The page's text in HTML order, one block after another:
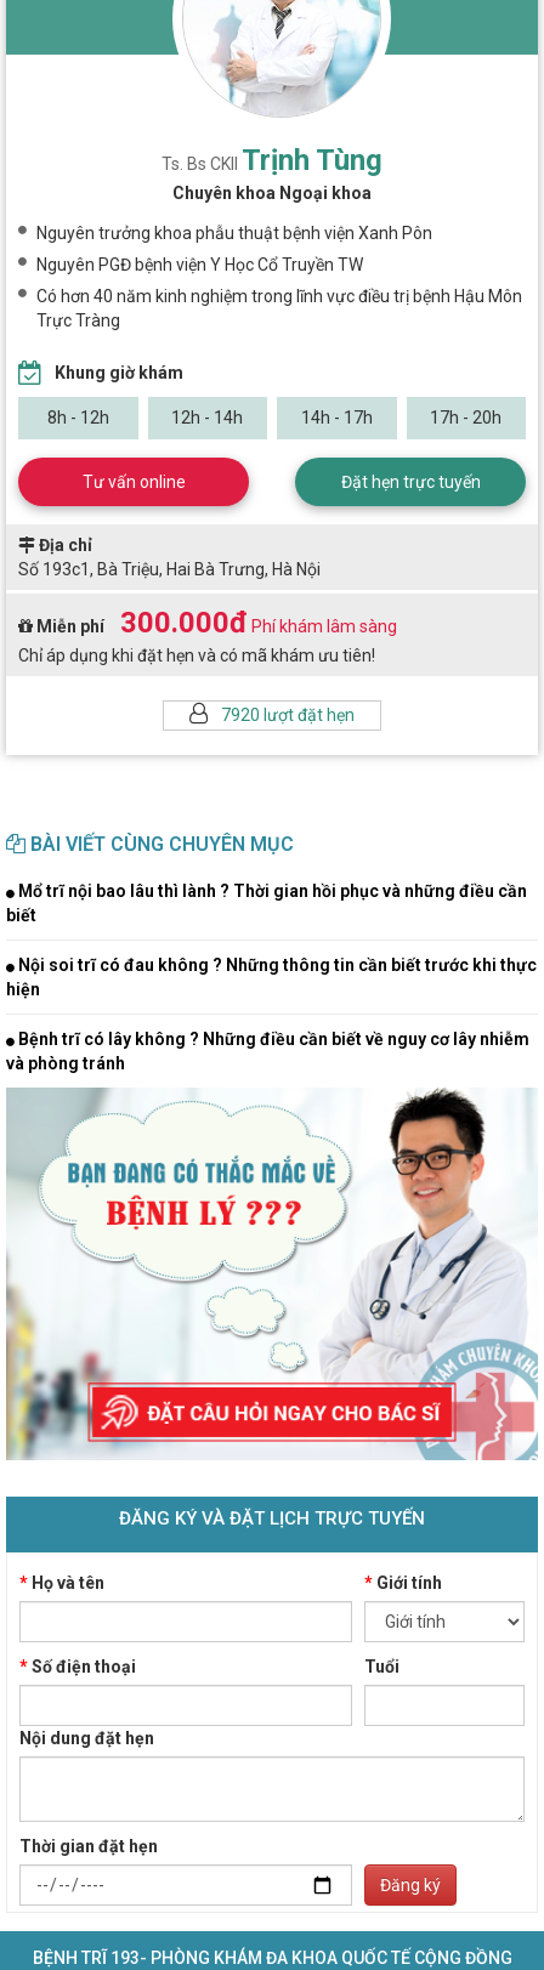
Ts. Bs CKII Trịnh Tùng
Chuyên khoa Ngoại khoa
Nguyên trưởng khoa phẫu thuật bệnh viện Xanh Pôn
Nguyên PGĐ bệnh viện Y Học Cổ Truyền TW
Có hơn 40 năm kinh nghiệm trong lĩnh vực điều trị bệnh Hậu Môn
Trực Tràng
7920 lượt đặt hẹn
Khung giờ khám
8h - 12h 12h - 14h 14h - 17h 17h - 20h
Tư vấn online Đặt hẹn trực tuyến
Địa chỉ
Số 193c1, Bà Triệu, Hai Bà Trưng, Hà Nội
Miễn phí 300.000đ Phí khám lâm sàng
Chỉ áp dụng khi đặt hẹn và có mã khám ưu tiên!
BÀI VIẾT CÙNG CHUYÊN MỤC
Mổ trĩ nội bao lâu thì lành ? Thời gian hồi phục và những điều cần
biết
Nội soi trĩ có đau không ? Những thông tin cần biết trước khi thực
hiện
Bệnh trĩ có lây không ? Những điều cần biết về nguy cơ lây nhiễm
và phòng tránh
ĐĂNG KÝ VÀ ĐẶT LỊCH TRỰC TUYẾN
* Họ và tên *Giới tính
*Số điện thoại Tuổi
Nội dung đặt hẹn
Thời gian đặt hẹn
Đăng ký
BỆNH TRĨ 193- PHÒNG KHÁM ĐA KHOA QUỐC TẾ CỘNG ĐỒNG